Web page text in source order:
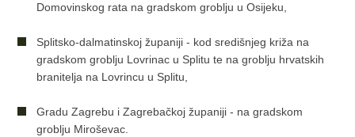
Domovinskog rata na gradskom groblju u Osijeku,
Splitsko-dalmatinskoj županiji - kod središnjeg križa na
gradskom groblju Lovrinac u Splitu te na groblju hrvatskih
branitelja na Lovrincu u Splitu,
Gradu Zagrebu i Zagrebačkoj županiji - na gradskom
groblju Miroševac.